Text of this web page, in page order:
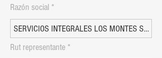
Razón social
Rut representante